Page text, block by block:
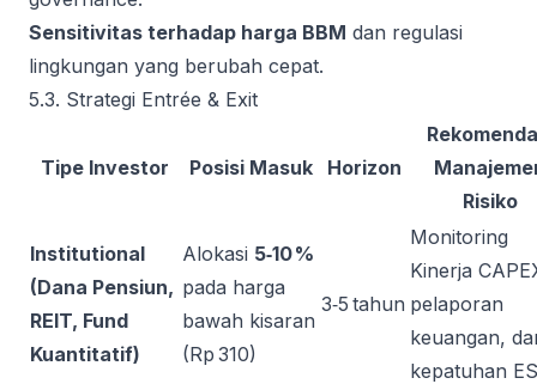
Sensitivitas terhadap harga BBM dan regulasi
lingkungan yang berubah cepat.
5.3. Strategi Entrée & Exit
Tipe Investor Posisi Masuk Horizon
Risiko
Institutional
(Dana Pensiun,
REIT, Fund
Kuantitatif)
Alokasi 5‑10 %
pada harga
bawah kisaran
(Rp 310)
3‑5 tahun
Monitoring
Kinerja
pelaporan
keuangan,
kepatuhan